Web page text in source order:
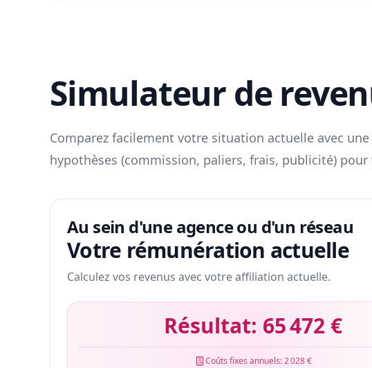
Simulateur de
Comparez facilement votre situation actuelle avec
hypothèses (commission, paliers, frais, publicité)
Au sein d'une agence ou d'un réseau
Votre rémunération actuelle
Calculez vos revenus avec votre affiliation actuelle.
Résultat: 65 472 €
Coûts fixes annuels:2 028 €